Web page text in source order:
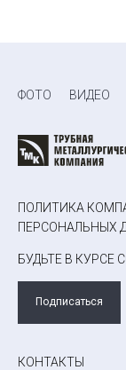
ФОТО ВИДЕО
ПОЛИТИКА
ПЕРСОНАЛЬНЫХ
БУДЬТЕ В КУРСЕ
Подписаться
КОНТАКТЫ